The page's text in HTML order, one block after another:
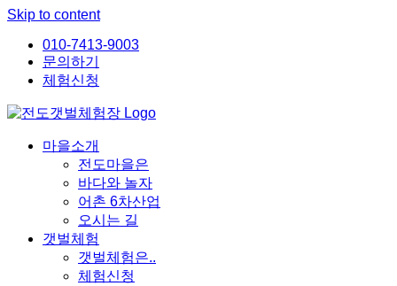
Skip to content
010-7413-9003
문의하기
체험신청
마을소개
전도마을은
바다와 놀자
어촌 6차산업
오시는 길
갯벌체험
갯벌체험은..
체험신청